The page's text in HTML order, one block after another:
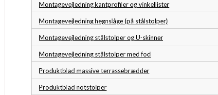
Montagevejledning kantprofiler og vinkellister
Montagevejledning hegnslåge (på stålstolper)
Montagevejledning stålstolper og U-skinner
Montagevejledning stålstolper med fod
Produktblad massive terrassebrædder
Produktblad notstolper